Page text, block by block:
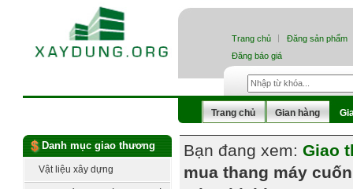
Trang chủ
Đăng sản phẩm
Đăng báo giá
Trang chủ Gian hàng
Danh mục giao thương
Vật liệu xây dựng
Bạn đang xem: Giao
mua thang máy